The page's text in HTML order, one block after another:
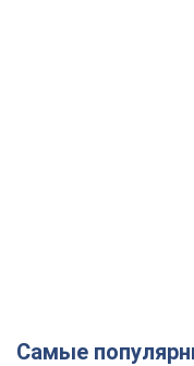
Самые